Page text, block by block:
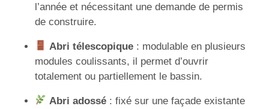
l’année et nécessitant une demande de permis
de construire.
Abri télescopique : modulable en plusieurs
modules coulissants, il permet d’ouvrir
totalement ou partiellement le bassin.
Abri adossé : fixé sur une façade existante